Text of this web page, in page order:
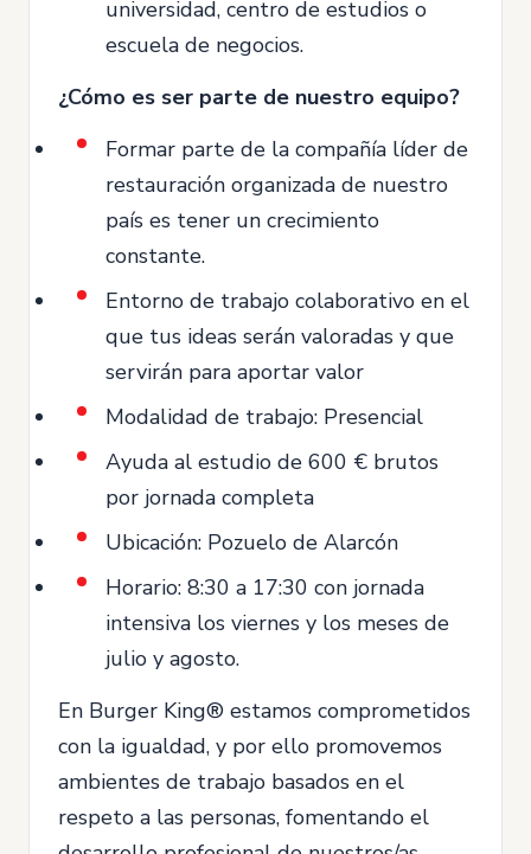
universidad, centro de estudios o
escuela de negocios.
¿Cómo es ser parte de nuestro equipo?
Formar parte de la compañía líder de
restauración organizada de nuestro
país es tener un crecimiento
constante.
Entorno de trabajo colaborativo en el
que tus ideas serán valoradas y que
servirán para aportar valor
Modalidad de trabajo: Presencial
Ayuda al estudio de 600 € brutos
por jornada completa
Ubicación: Pozuelo de Alarcón
Horario: 8:30 a 17:30 con jornada
intensiva los viernes y los meses de
julio y agosto.
En Burger King® estamos comprometidos
con la igualdad, y por ello promovemos
ambientes de trabajo basados en el
respeto a las personas, fomentando el